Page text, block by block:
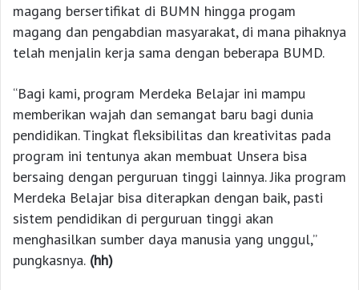
magang bersertifikat di BUMN hingga progam
magang dan pengabdian masyarakat, di mana pihaknya
telah menjalin kerja sama dengan beberapa BUMD.
“Bagi kami, program Merdeka Belajar ini mampu
memberikan wajah dan semangat baru bagi dunia
pendidikan. Tingkat fleksibilitas dan kreativitas pada
program ini tentunya akan membuat Unsera bisa
bersaing dengan perguruan tinggi lainnya. Jika program
Merdeka Belajar bisa diterapkan dengan baik, pasti
sistem pendidikan di perguruan tinggi akan
menghasilkan sumber daya manusia yang unggul,”
pungkasnya. (hh)